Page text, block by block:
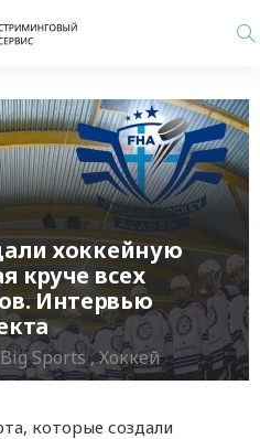
хоккейную
круче всех
Интервью
Big Sports Хоккей
которые создали